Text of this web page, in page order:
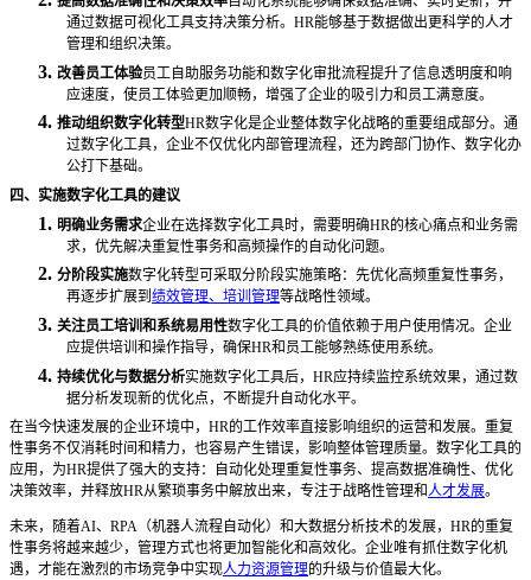
通过数据可视化工具支持决策分析。 HR能够基于数据做出更科学的人才
管理和组织决策。
3. 改善员工体验员工自助服务功能和数字化审批流程提升了信息透明度和响
应速度，使员工体验更加顺畅，增强了企业的吸引力和员工满意度。
4. 推动组织数字化转型HR数字化是企业整体数字化战略的重要组成部分。通
过数字化工具，企业不仅优化内部管理流程，还为跨部门协作、数字化办
公打下基础。
四、实施数字化工具的建议
1. 明确业务需求企业在选择数字化工具时，需要明确HR的核心痛点和业务需
求，优先解决重复性事务和高频操作的自动化问题。
2. 分阶段实施数字化转型可采取分阶段实施策略：先优化高频重复性事务，
再逐步扩展到 绩效管理、培训管理等战略性领域。
3. 关注员工培训和系统易用性数字化工具的价值依赖于用户使用情况。企业
应提供培训和操作指导，确保HR和员工能够熟练使用系统。
4. 持续优化与数据分析实施数字化工具后， HR应持续监控系统效果，通过数
据分析发现新的优化点，不断提升自动化水平。
在当今快速发展的企业环境中， HR的工作效率直接影响组织的运营和发展。重复
性事务不仅消耗时间和精力，也容易产生错误，影响整体管理质量。数字化工具的
应用，为HR提供了强大的支持：自动化处理重复性事务、提高数据准确性、优化
决策效率，并释放HR从繁琐事务中解放出来，专注于战略性管理和人才发展。
未来，随着AI、RPA（机器人流程自动化）和大数据分析技术的发展，HR的重复
性事务将越来越少，管理方式也将更加智能化和高效化。企业唯有抓住数字化机
遇，才能在激烈的市场竞争中实现人力资源管理的升级与价值最大化。